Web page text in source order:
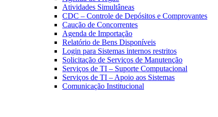
Atividades Simultâneas
CDC – Controle de Depósitos e Comprovantes
Caução de Concorrentes
Agenda de Importação
Relatório de Bens Disponíveis
Login para Sistemas internos restritos
Solicitação de Serviços de Manutenção
Serviços de TI – Suporte Computacional
Serviços de TI – Apoio aos Sistemas
Comunicação Institucional